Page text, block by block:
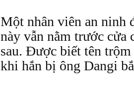
Một nhân viên an ninh
này vẫn nằm trước cửa
sau. Được biết tên
khi hắn bị ông Dangi